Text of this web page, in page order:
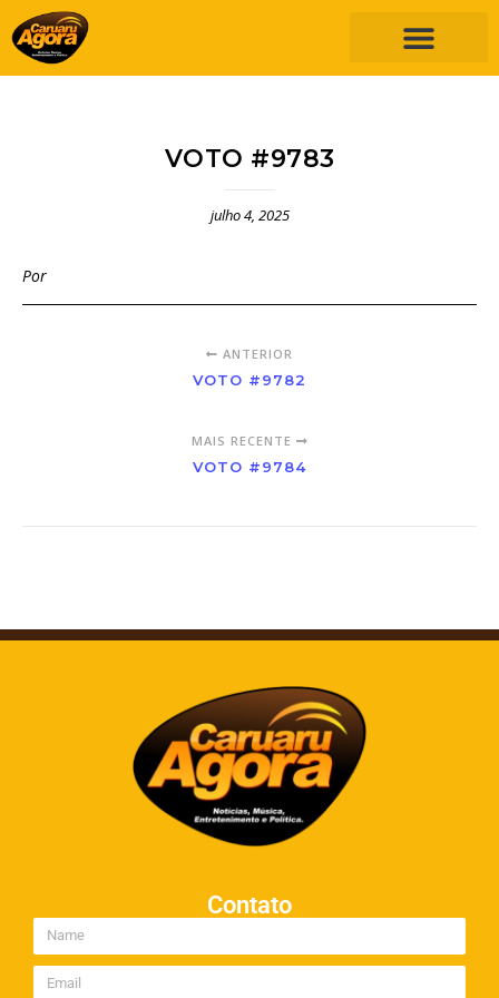
VOTO #9783
julho 4, 2025
Por
ANTERIOR
VOTO #9782
MAIS RECENTE
VOTO #9784
Contato